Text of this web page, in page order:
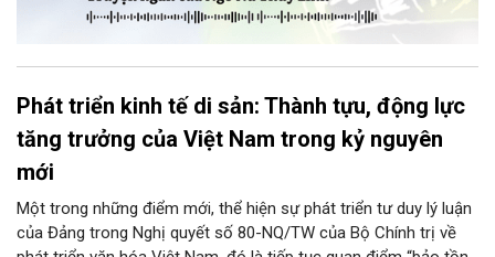
Phát triển kinh tế di sản: Thành tựu, động lực
tăng trưởng của Việt Nam trong kỷ nguyên
mới
Một trong những điểm mới, thể hiện sự phát triển tư duy lý luận
của Đảng trong Nghị quyết số 80-NQ/TW của Bộ Chính trị về